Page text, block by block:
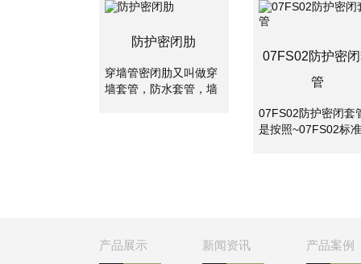
防护密闭肋
穿墙管密闭肋又叫做穿
墙套管，防水套管，墙
07FS02防护密
管
07FS02防护密闭套
是按照~07FS02标
产品展示 新闻资讯 产品案例